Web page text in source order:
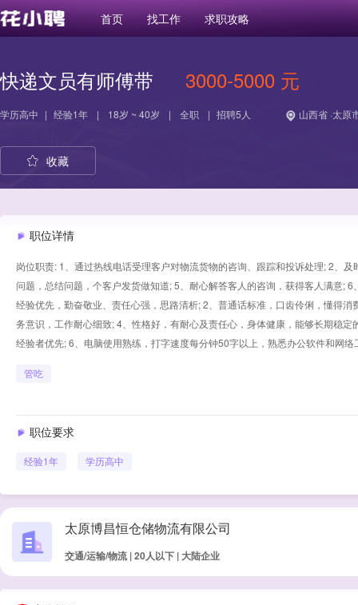
首页 找工作 求职攻略
快递文员有师傅带 3000-5000 元
学历高中 | 经验1年 | 18岁 ~ 40岁 | 全职 | 招聘5人 山西省 ·太原
收藏
职位详情
岗位职责: 1、通过热线电话受理客户对物流货物的咨询、跟踪和投诉处理; 2、
问题，总结问题，个客户发货做知道; 5、耐心解答客人的咨询，获得客人满意;
经验优先，勤奋敬业、责任心强，思路清析; 2、普通话标准，口齿伶俐，懂得
务意识，工作耐心细致; 4、性格好，有耐心及责任心，身体健康，能够长期稳
经验者优先; 6、电脑使用熟练，打字速度每分钟50字以上，熟悉办公软件和网络
管吃
职位要求
经验1年 学历高中
太原博昌恒仓储物流有限公司
交通/运输/物流 | 20人以下 | 大陆企业